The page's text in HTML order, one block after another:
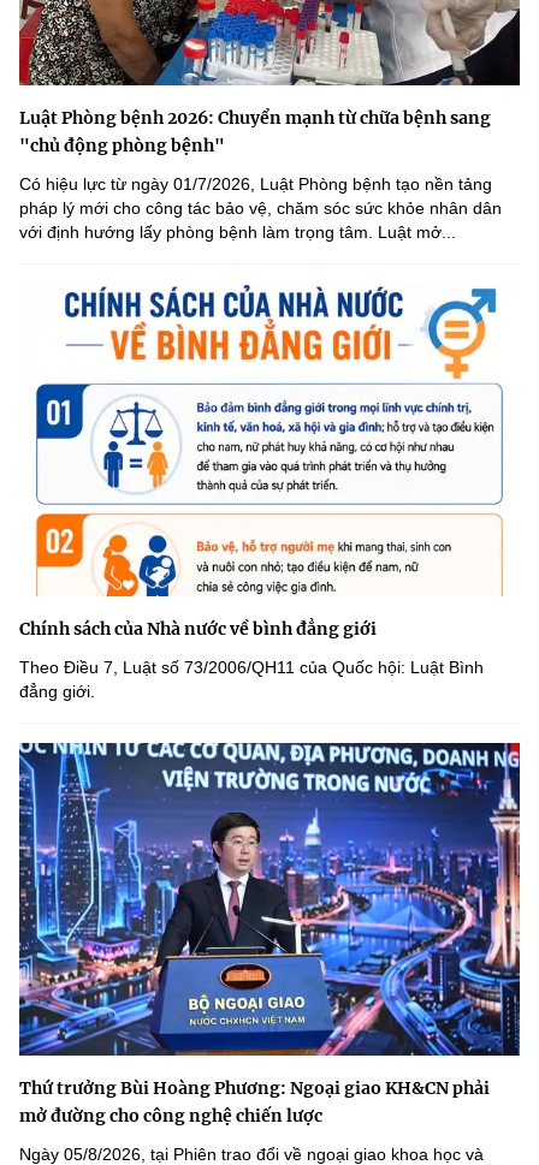
Luật Phòng bệnh 2026: Chuyển mạnh từ chữa bệnh sang
"chủ động phòng bệnh"
Có hiệu lực từ ngày 01/7/2026, Luật Phòng bệnh tạo nền tảng
pháp lý mới cho công tác bảo vệ, chăm sóc sức khỏe nhân dân
với định hướng lấy phòng bệnh làm trọng tâm. Luật mở...
Chính sách của Nhà nước về bình đẳng giới
Theo Điều 7, Luật số 73/2006/QH11 của Quốc hội: Luật Bình
đẳng giới.
Thứ trưởng Bùi Hoàng Phương: Ngoại giao KH&CN phải
mở đường cho công nghệ chiến lược
Ngày 05/8/2026, tại Phiên trao đổi về ngoại giao khoa học và